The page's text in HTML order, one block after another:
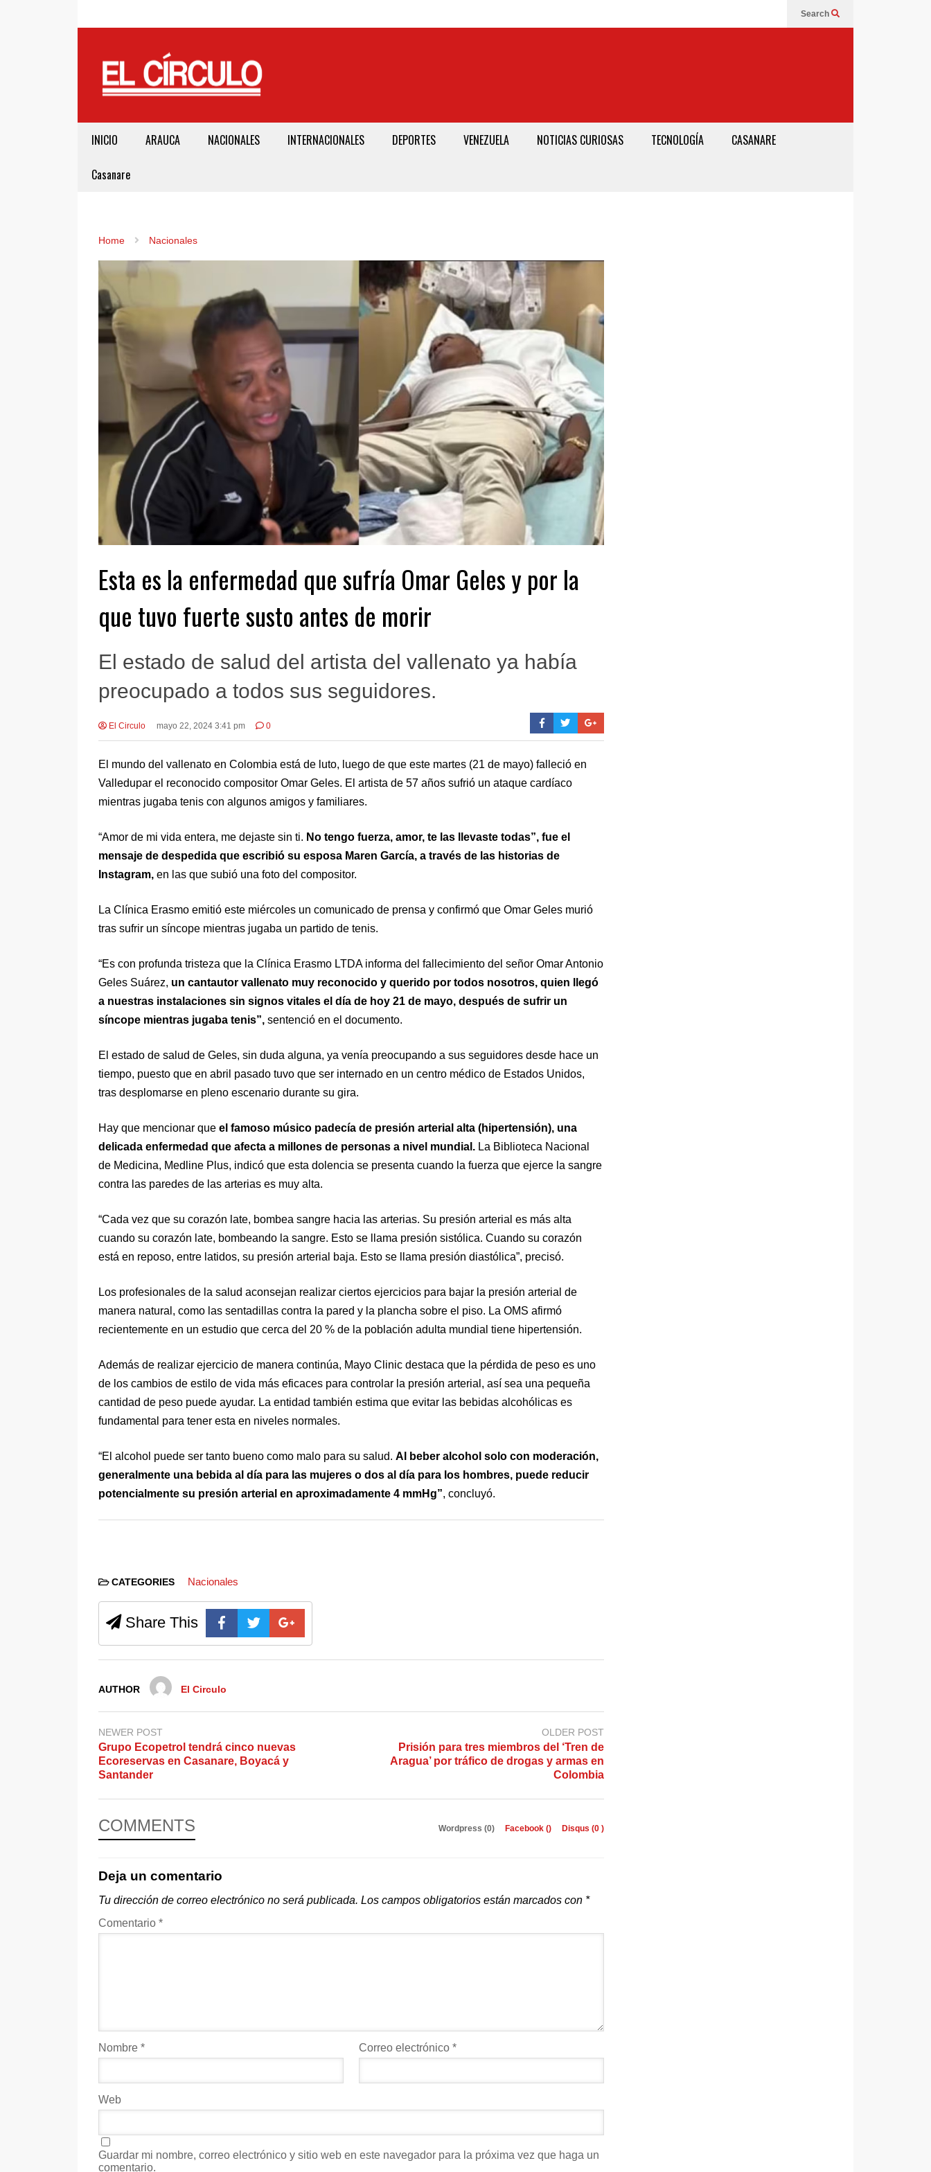
Search
INICIO ARAUCA NACIONALES INTERNACIONALES DEPORTES VENEZUELA NOTICIAS CURIOSAS TECNOLOGÍA CASANARE
Casanare
Home Nacionales
Esta es la enfermedad que sufría Omar Geles y por la
que tuvo fuerte susto antes de morir
El estado de salud del artista del vallenato ya había
preocupado a todos sus seguidores.
El Circulo mayo 22, 2024 3:41 pm 0
El mundo del vallenato en Colombia está de luto, luego de que este martes (21 de mayo) falleció en
Valledupar el reconocido compositor Omar Geles. El artista de 57 años sufrió un ataque cardíaco
mientras jugaba tenis con algunos amigos y familiares.
“Amor de mi vida entera, me dejaste sin ti. No tengo fuerza, amor, te las llevaste todas”, fue el
mensaje de despedida que escribió su esposa Maren García, a través de las historias de
Instagram, en las que subió una foto del compositor.
La Clínica Erasmo emitió este miércoles un comunicado de prensa y confirmó que Omar Geles murió
tras sufrir un síncope mientras jugaba un partido de tenis.
“Es con profunda tristeza que la Clínica Erasmo LTDA informa del fallecimiento del señor Omar Antonio
Geles Suárez, un cantautor vallenato muy reconocido y querido por todos nosotros, quien llegó
a nuestras instalaciones sin signos vitales el día de hoy 21 de mayo, después de sufrir un
síncope mientras jugaba tenis”, sentenció en el documento.
El estado de salud de Geles, sin duda alguna, ya venía preocupando a sus seguidores desde hace un
tiempo, puesto que en abril pasado tuvo que ser internado en un centro médico de Estados Unidos,
tras desplomarse en pleno escenario durante su gira.
Hay que mencionar que el famoso músico padecía de presión arterial alta (hipertensión), una
delicada enfermedad que afecta a millones de personas a nivel mundial. La Biblioteca Nacional
de Medicina, Medline Plus, indicó que esta dolencia se presenta cuando la fuerza que ejerce la sangre
contra las paredes de las arterias es muy alta.
“Cada vez que su corazón late, bombea sangre hacia las arterias. Su presión arterial es más alta
cuando su corazón late, bombeando la sangre. Esto se llama presión sistólica. Cuando su corazón
está en reposo, entre latidos, su presión arterial baja. Esto se llama presión diastólica”, precisó.
Los profesionales de la salud aconsejan realizar ciertos ejercicios para bajar la presión arterial de
manera natural, como las sentadillas contra la pared y la plancha sobre el piso. La OMS afirmó
recientemente en un estudio que cerca del 20 % de la población adulta mundial tiene hipertensión.
Además de realizar ejercicio de manera continúa, Mayo Clinic destaca que la pérdida de peso es uno
de los cambios de estilo de vida más eficaces para controlar la presión arterial, así sea una pequeña
cantidad de peso puede ayudar. La entidad también estima que evitar las bebidas alcohólicas es
fundamental para tener esta en niveles normales.
“El alcohol puede ser tanto bueno como malo para su salud. Al beber alcohol solo con moderación,
generalmente una bebida al día para las mujeres o dos al día para los hombres, puede reducir
potencialmente su presión arterial en aproximadamente 4 mmHg”, concluyó.
CATEGORIES Nacionales
Share This
AUTHOR El Circulo
NEWER POST
Grupo Ecopetrol tendrá cinco nuevas
Ecoreservas en Casanare, Boyacá y
Santander
OLDER POST
Prisión para tres miembros del ‘Tren de
Aragua’ por tráfico de drogas y armas en
Colombia
COMMENTS Wordpress (0) Facebook () Disqus (0 )
Deja un comentario
Tu dirección de correo electrónico no será publicada. Los campos obligatorios están marcados con *
Comentario *
Nombre * Correo electrónico *
Web
Guardar mi nombre, correo electrónico y sitio web en este navegador para la próxima vez que haga un
comentario.